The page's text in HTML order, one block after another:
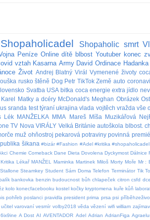
Shopaholic smrt
Peníze Online dítě blbost Youtuber konec
vztah Kasarna Army David Ordinace Hadanka
Život Andrej Blatný Virál Vymenené životy
rusko štěně Dog Petr TikTok Země auto
Svatba USA bitka coca energie extra jídlo
Karel Matky a dcéry McDonald's Meghan Obrázek
sranda test týraní ukrajina vlada vojtěch vražda vše
Lék MANŽELKA MMA Mareš Míša Muzikářová
TV Nova VIRÁLY Velká Británie autoškola blbost.
muž ohňostroj pekarová potraviny povinná
šikana #bizár #Fashion #Adel #kritika
Chemie Comeback Dane Dieta Dovolena Dyckymost Dálnice
Kritika Lékař MANŽEL Maminka Martinek Miloš Morty Moře Mr :
Stallone Steamkey Student Sám Doma Telefon Terminátor Tik
bankovka benzin budoucnost bůh chlapeček citron csfd
kolo konecfacebooku kostel kočky kryptomena kuře kůň
pohřeb poslanci pravidla president prima prsa psi
učitel varovaní vesmír volby2018 věda vězení wifi william
6ix9ine A Dost AI AVENTADOR Adel Adrian AdrianFiga